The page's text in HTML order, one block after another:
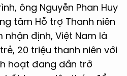
ông Nguyễn Phan Huy
tâm Hỗ trợ Thanh niên
nhận định, Việt Nam là
20 triệu thanh niên với
hoạt đang dần trở